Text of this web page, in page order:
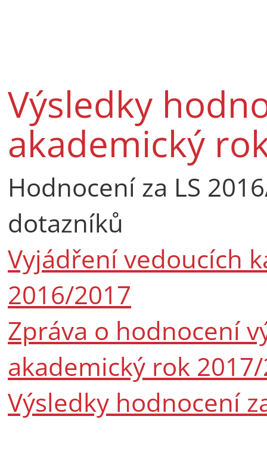
Výsledky
akademický
Hodnocení za LS
dotazníků
Vyjádření vedoucích
2016/2017
Zpráva o hodnocení
akademický rok
Výsledky hodnocení